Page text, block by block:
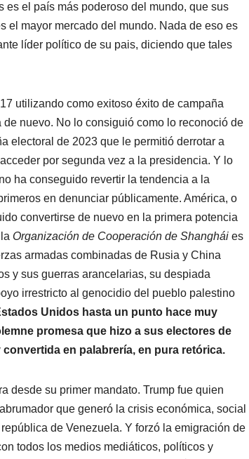
es el país más poderoso del mundo, que sus
el mayor mercado del mundo. Nada de eso es
líder político de su pais, diciendo que tales
utilizando como exitoso éxito de campaña
de nuevo. No lo consiguió como lo reconoció de
electoral de 2023 que le permitió derrotar a
por segunda vez a la presidencia. Y lo
ha conseguido revertir la tendencia a la
en denunciar públicamente. América, o
convertirse de nuevo en la primera potencia
Organización de Cooperación de Shanghái es
armadas combinadas de Rusia y China
y sus guerras arancelarias, su despiada
irrestricto al genocidio del pueblo palestino
Unidos hasta un punto hace muy
promesa que hizo a sus electores de
en palabrería, en pura retórica.
desde su primer mandato. Trump fue quien
que generó la crisis económica, social
de Venezuela. Y forzó la emigración de
todos los medios mediáticos, políticos y